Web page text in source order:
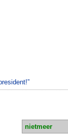
nietmeer